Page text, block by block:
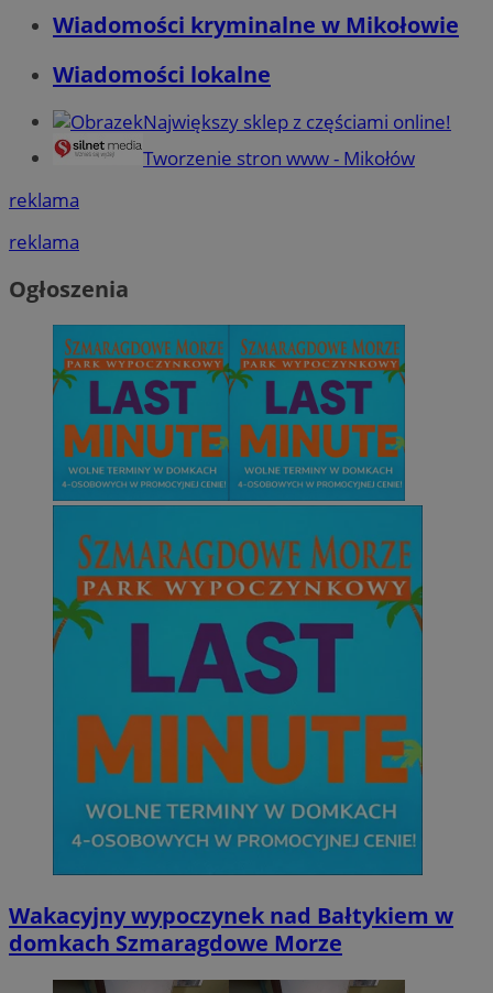
Wiadomości kryminalne w Mikołowie
Wiadomości lokalne
Największy sklep z częściami online!
Tworzenie stron www - Mikołów
reklama
reklama
Ogłoszenia
Wakacyjny wypoczynek nad Bałtykiem w
domkach Szmaragdowe Morze